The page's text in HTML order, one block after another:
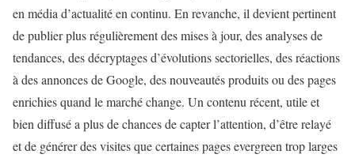
en média d’actualité en continu. En revanche, il devient pertinent
de publier plus régulièrement des mises à jour, des analyses de
tendances, des décryptages d’évolutions sectorielles, des réactions
à des annonces de Google, des nouveautés produits ou des pages
enrichies quand le marché change. Un contenu récent, utile et
bien diffusé a plus de chances de capter l’attention, d’être relayé
et de générer des visites que certaines pages evergreen trop larges